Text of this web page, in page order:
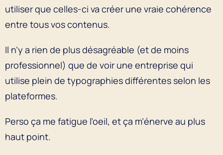
utiliser que celles-ci va créer une vraie cohérence
entre tous vos contenus.
Il n’y a rien de plus désagréable (et de moins
professionnel) que de voir une entreprise qui
utilise plein de typographies différentes selon les
plateformes.
Perso ça me fatigue l’oeil, et ça m’énerve au plus
haut point.